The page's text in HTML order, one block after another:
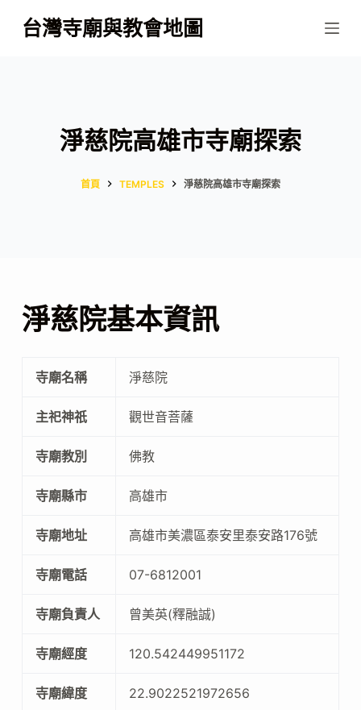
跳
至
台灣寺廟與教會地圖
淨慈院高雄市寺廟探索
首頁 TEMPLES 淨慈院高雄市寺廟探索
淨慈院基本資訊
寺廟名稱 淨慈院
主祀神祇 觀世音菩薩
寺廟教別 佛教
寺廟縣市 高雄市
寺廟地址 高雄市美濃區泰安里泰安路176號
寺廟電話 07-6812001
寺廟負責人 曾美英(釋融誠)
寺廟經度 120.542449951172
寺廟緯度 22.9022521972656